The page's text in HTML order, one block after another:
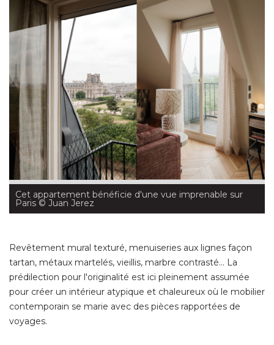
Cet appartement bénéficie d'une vue imprenable sur
Paris © Juan Jerez
Revêtement mural texturé, menuiseries aux lignes façon
tartan, métaux martelés, vieillis, marbre contrasté... La
prédilection pour l'originalité est ici pleinement assumée
pour créer un intérieur atypique et chaleureux où le mobilier
contemporain se marie avec des pièces rapportées de
voyages.